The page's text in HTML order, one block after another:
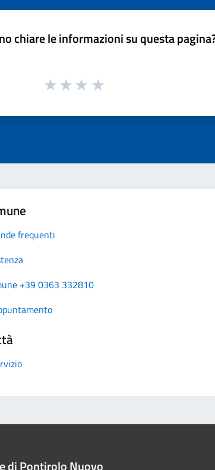
chiare le informazioni su questa
frequenti
+39 0363 332810
di Pontirolo Nuovo